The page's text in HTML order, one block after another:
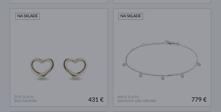
ŽLTÉ ZLATO
BEZ KAMEŇA
NA SKLADE
431 €
BIELE ZLATO
DIAMANT LAB GROWN
NA SKLADE
779 €